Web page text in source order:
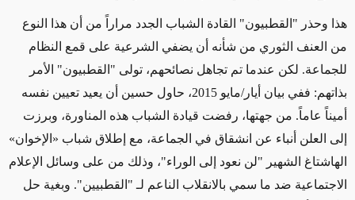
هذا وحذر "القطبيون" القادة الشباب الجدد مراراً من أن هذا النوع
من العنف الثوري من شأنه أن يضفي الشرعية على قمع النظام
للجماعة. لكن عندما تم تجاهل نصائحهم، تولى "القطبيون" الأمر
بذاتهم: ففي بيان أيار/مايو 2015، حاول حسين أن يعيد تعيين نفسه
أميناً عاماً. من جهتها، رفضت قيادة الشباب هذه المناورة، وبرزت
إلى العلن أنباء عن انشقاق في الجماعة، مع إطلاق شباب «الإخوان»
الهاشتاغ الشهير "لن نعود إلى الوراء"، وذلك من على وسائل الإعلام
الاجتماعية ضد ما سمي بالانقلاب الناعم لـ "القطبيين". وبغية حل